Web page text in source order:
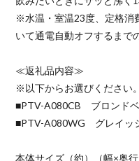
※水温・室温23度、定格消
いて通電自動オフするまで
≪返礼品内容≫
※以下からお選びください。
■PTV-A080CB ブロンドベ
■PTV-A080WG グレイッ
本体サイズ（約）（幅×奥